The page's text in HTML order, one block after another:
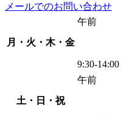
メールでのお問い合わせ
月・火・木・金
午前
9:30-14:00
土・日・祝
午前